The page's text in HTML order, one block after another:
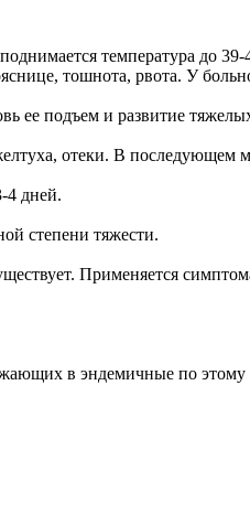
температура до
тошнота, рвота. У
ее подъем и развитие
отеки. В последующем
4 дней.
степени тяжести.
Применяется
в эндемичные по